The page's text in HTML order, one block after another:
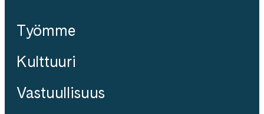
Työmme
Kulttuuri
Vastuullisuus